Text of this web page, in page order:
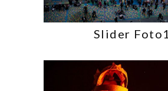
Slider Foto1